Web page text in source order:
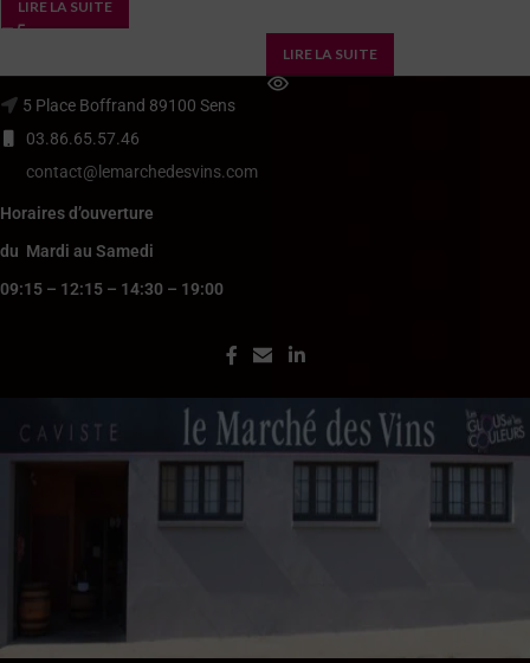
LIRE LA SUITE
LIRE LA SUITE
5 Place Boffrand 89100 Sens
03.86.65.57.46
contact@lemarchedesvins.com
Horaires d’ouverture
du Mardi au Samedi
09:15 – 12:15 – 14:30 – 19:00